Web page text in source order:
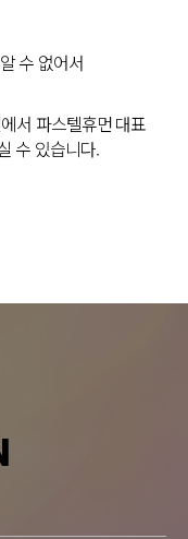
수 없어서
서 파스텔휴먼 대표
수 있습니다.